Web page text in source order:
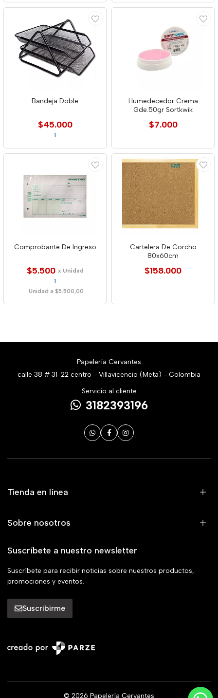
Bandeja Doble
$45.000
1
Humedecedor Crema
Gde.50gr Sortkwik
$7.000
Comprobante De Ingreso
$5.500 x Unidad
1
Unidad a $5.500,00
Cartelera De Corcho
80x60cm
$158.000
Papelería Cervantes
calle 38 # 31-22 centro - Villavicencio (Meta) - Colombia
Servicio al cliente
3182393196
Tienda en línea
Sobre nosotros
Suscríbete a nuestro newsletter
Suscríbete para recibir noticias sobre nuestros productos,
promociones y eventos.
Suscribirme
© 2026 Papelería Cervantes